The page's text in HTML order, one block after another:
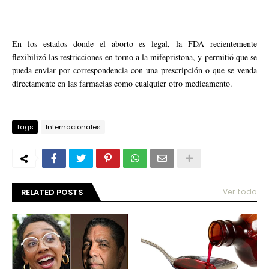
En los estados donde el aborto es legal, la FDA recientemente
flexibilizó las restricciones en torno a la mifepristona, y permitió que se
pueda enviar por correspondencia con una prescripción o que se venda
directamente en las farmacias como cualquier otro medicamento.
Tags Internacionales
RELATED POSTS Ver todo